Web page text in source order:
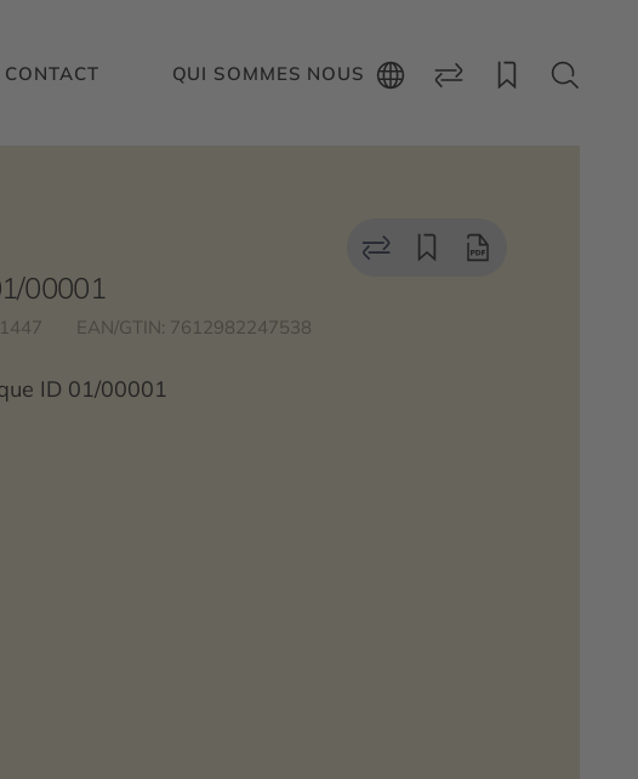
CONTACT QUI SOMMES NOUS
00001
EAN/GTIN: 7612982247538
ID 01/00001